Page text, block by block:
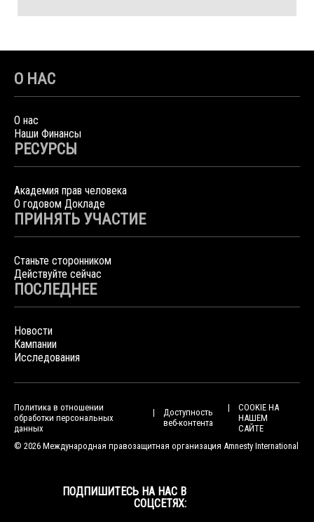
О НАС
О нас
Наши Финансы
РЕСУРСЫ
Академия прав человека
О годовом Докладе
ПРИНЯТЬ УЧАСТИЕ
Станьте сторонником
Действуйте сейчас
ПОСЛЕДНЕЕ
Новости
Кампании
Исследования
Политика в отношении
обработки персональных
данных
Доступность
веб-контента
COOKIE НА
НАШЕМ
САЙТЕ
© 2026 Международная правозащитная организация Amnesty International
ПОДПИШИТЕСЬ НА НАС В
СОЦСЕТЯХ: